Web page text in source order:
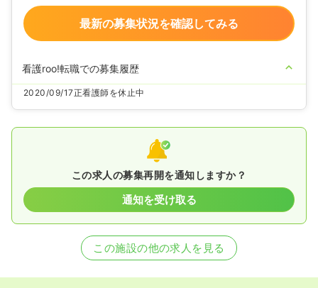
最新の募集状況を確認してみる
看護roo!転職での募集履歴
2020/09/17正看護師を休止中
この求人の募集再開を通知しますか？
通知を受け取る
この施設の他の求人を見る